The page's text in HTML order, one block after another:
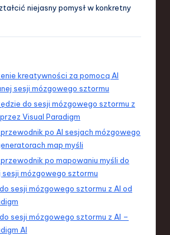
niejasny pomysł w konkretny
kreatywności za pomocą AI
sesji mózgowego sztormu
do sesji mózgowego sztormu z
Visual Paradigm
po AI sesjach mózgowego
map myśli
po mapowaniu myśli do
mózgowego sztormu
sesji mózgowego sztormu z AI od
sesji mózgowego sztormu z AI –
AI